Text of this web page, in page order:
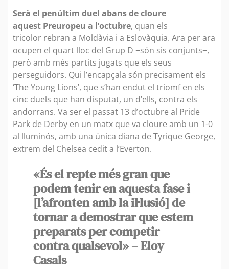
Serà el penúltim duel abans de cloure
aquest Preuropeu a l’octubre, quan els
tricolor rebran a Moldàvia i a Eslovàquia. Ara per ara
ocupen el quart lloc del Grup D −són sis conjunts−,
però amb més partits jugats que els seus
perseguidors. Qui l’encapçala són precisament els
‘The Young Lions’, que s’han endut el triomf en els
cinc duels que han disputat, un d’ells, contra els
andorrans. Va ser el passat 13 d’octubre al Pride
Park de Derby en un matx que va cloure amb un 1-0
al lluminós, amb una única diana de Tyrique George,
extrem del Chelsea cedit a l’Everton.
«És el repte més gran que
podem tenir en aquesta fase i
[l’afronten amb la il·lusió] de
tornar a demostrar que estem
preparats per competir
contra qualsevol» – Eloy
Casals